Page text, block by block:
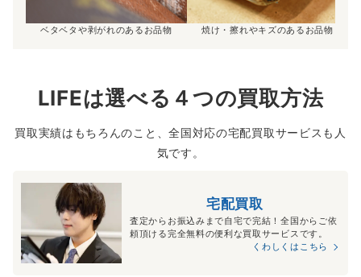
ベタベタや剥がれのあるお品物 焼け・擦れやキズのあるお品物
LIFEは選べる４つの買取方法
買取実績はもちろんのこと、全国対応の宅配買取サービスも人
気です。
宅配買取
査定からお振込みまで自宅で完結！全国からご依
頼頂ける完全無料の便利な買取サービスです。
くわしくはこちら